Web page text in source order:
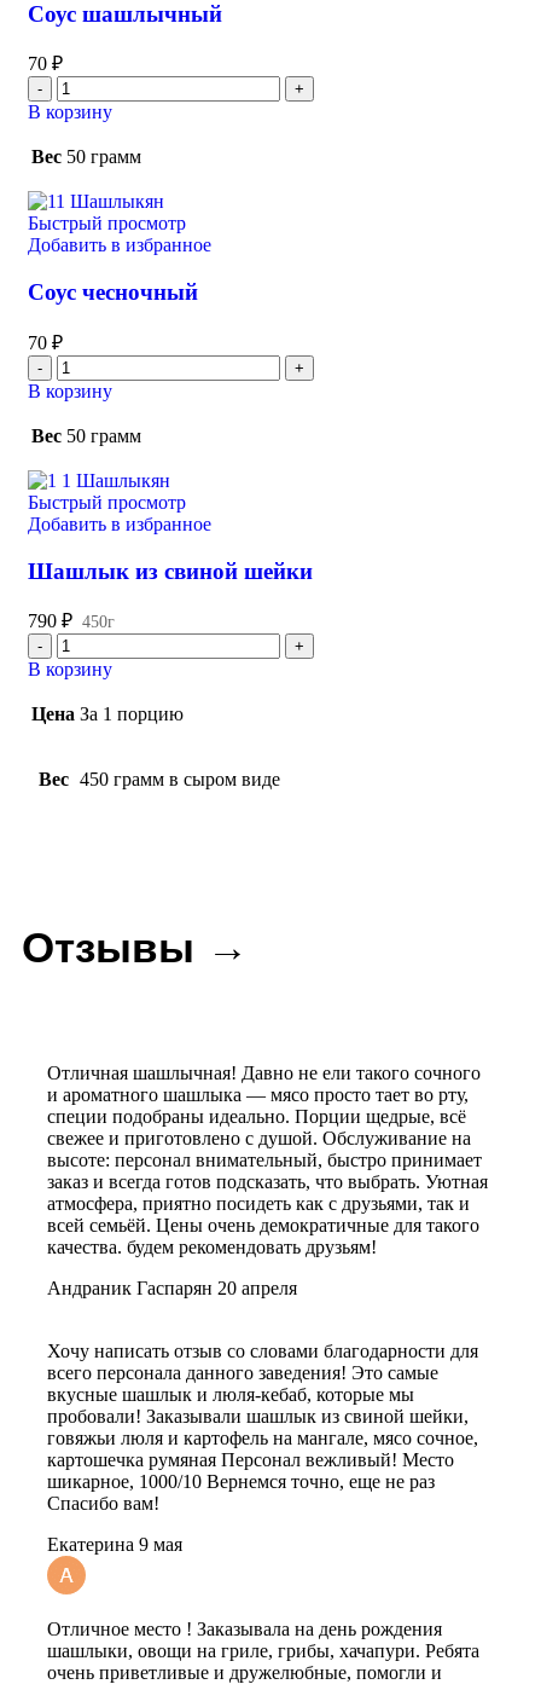
Соус шашлычный
70 ₽
В корзину
Вес 50 грамм
Быстрый просмотр
Добавить в избранное
Соус чесночный
70 ₽
В корзину
Вес 50 грамм
Быстрый просмотр
Добавить в избранное
Шашлык из свиной шейки
790 ₽ 450г
В корзину
Цена За 1 порцию
Вес 450 грамм в сыром виде
Отзывы →
Отличная шашлычная! Давно не ели такого сочного
и ароматного шашлыка — мясо просто тает во рту,
специи подобраны идеально. Порции щедрые, всё
свежее и приготовлено с душой. Обслуживание на
высоте: персонал внимательный, быстро принимает
заказ и всегда готов подсказать, что выбрать. Уютная
атмосфера, приятно посидеть как с друзьями, так и
всей семьёй. Цены очень демократичные для такого
качества. будем рекомендовать друзьям!
Андраник Гаспарян 20 апреля
Хочу написать отзыв со словами благодарности для
всего персонала данного заведения! Это самые
вкусные шашлык и люля-кебаб, которые мы
пробовали! Заказывали шашлык из свиной шейки,
говяжьи люля и картофель на мангале, мясо сочное,
картошечка румяная Персонал вежливый! Место
шикарное, 1000/10 Вернемся точно, еще не раз
Спасибо вам!
Екатерина 9 мая
Отличное место ! Заказывала на день рождения
шашлыки, овощи на гриле, грибы, хачапури. Ребята
очень приветливые и дружелюбные, помогли и